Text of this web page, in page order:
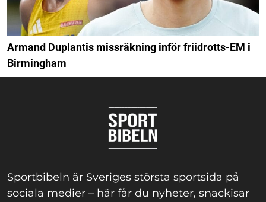
Armand Duplantis missräkning inför friidrotts-EM i
Birmingham
Sportbibeln är Sveriges största sportsida på
sociala medier – här får du nyheter, snackisar